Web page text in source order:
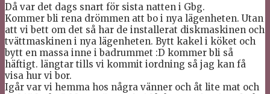
Då var det dags snart för sista natten i Gbg.
Kommer bli rena drömmen att bo i nya lägenheten. Utan
att vi bett om det så har de installerat diskmaskinen och
tvättmaskinen i nya lägenheten. Bytt kakel i köket och
bytt en massa inne i badrummet :D kommer bli så
häftigt. längtar tills vi kommit iordning så jag kan få
visa hur vi bor.
Igår var vi hemma hos några vänner och åt lite mat och